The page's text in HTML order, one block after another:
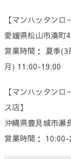
【マンハッタン
愛媛県松山市湊町
営業時間： 夏季
月) 11:00-19:00
【マンハッタン
ス店】
沖縄県豊見城市瀬
営業時間： 10:00-